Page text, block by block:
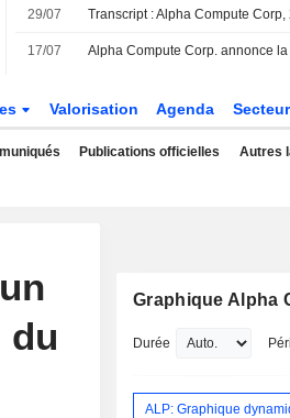
29/07
17/07
Valorisation Agenda Secteur
Publications officielles Autres
du
Graphique Alpha
Durée
ALP: Graphique